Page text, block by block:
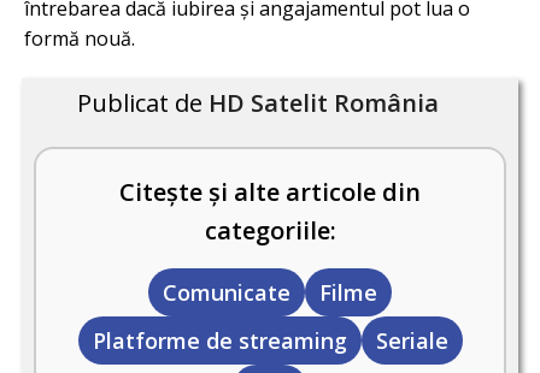
întrebarea dacă iubirea și angajamentul pot lua o
formă nouă.
Publicat de HD Satelit România
Citește și alte articole din
categoriile:
Comunicate
Filme
Platforme de streaming
Seriale